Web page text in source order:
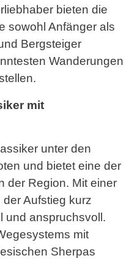
bieten die
sowohl Anfänger als
Bergsteiger
Wanderungen
mit
unter den
und bietet eine der
der Region. Mit einer
Aufstieg kurz
und anspruchsvoll.
mit
Sherpas